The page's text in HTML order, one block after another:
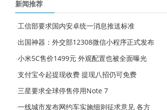
新闻推荐
·工信部要求国内安卓统一消息推送标准
· 出国神器：外交部12308微信小程序正式发布
·小米5C售价1499元 外观配置也被全面曝光
·支付宝今起提现收费 提现八招仍可免费
·三星要求全球停售停用Note 7
·一线城市发布网约车实施细则征求意见 各方